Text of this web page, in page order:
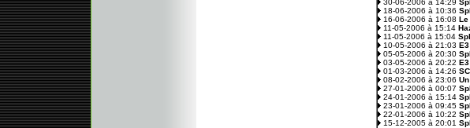
30-06-2006 à 14:29
18-06-2006 à 10:36
16-06-2006 à 16:08 Le
11-05-2006 à 15:14
11-05-2006 à 15:04
10-05-2006 à 21:03
05-05-2006 à 20:30
03-05-2006 à 20:22
01-03-2006 à 14:26
08-02-2006 à 23:06
27-01-2006 à 00:07
24-01-2006 à 15:14
23-01-2006 à 09:45
22-01-2006 à 10:22
15-12-2005 à 20:01